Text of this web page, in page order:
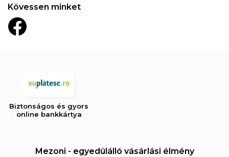
Kövessen minket
Biztonságos és gyors
online bankkártya
Mezoni - egyedülálló vásárlási élmény